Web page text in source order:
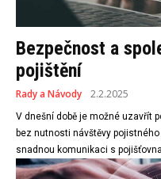
Bezpečnost a
pojištění
Rady a Návody 2.2.2025
V dnešní době je možné uzavřít
bez nutnosti návštěvy
snadnou komunikaci s